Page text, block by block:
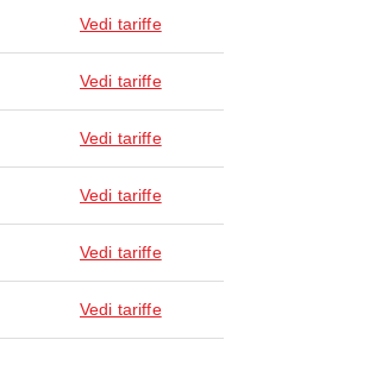
Vedi tariffe
Vedi tariffe
Vedi tariffe
Vedi tariffe
Vedi tariffe
Vedi tariffe